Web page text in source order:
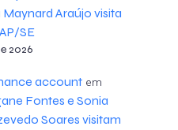
Maynard Araújo visita
SE
2026
accountem
Fontes e Sonia
Soares visitam